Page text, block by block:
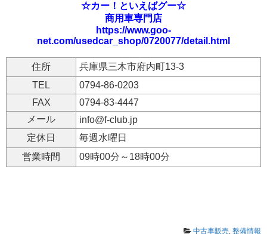
☆カー！といえばグー☆
商用車専門店
https://www.goo-
net.com/usedcar_shop/0720077/detail.html
住所
兵庫県三木市府内町13-3
TEL
0794-86-0203
FAX
0794-83-4447
メール
info@f-club.jp
定休日
毎週水曜日
営業時間
09時00分～18時00分
中古車販売 整備情報